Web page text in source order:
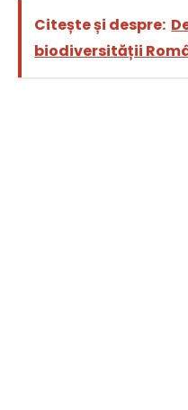
Citește și despre:
biodiversității